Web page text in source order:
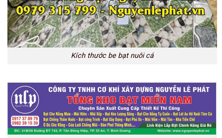
Kích thước be bạt nuôi cá